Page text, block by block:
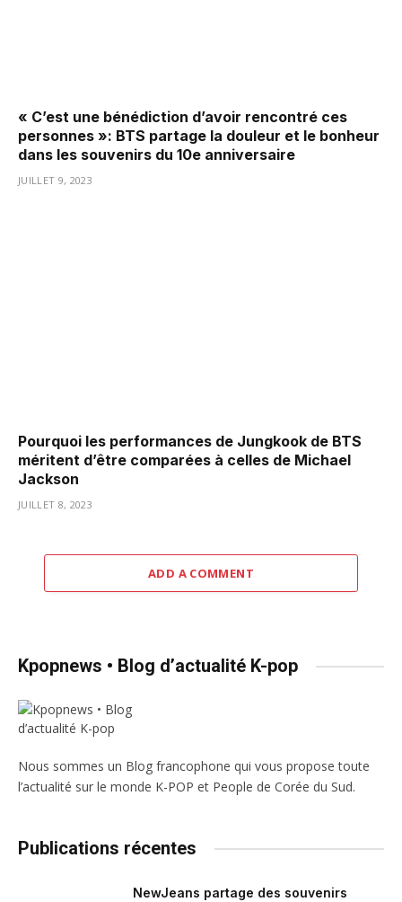
« C’est une bénédiction d’avoir rencontré ces
personnes »: BTS partage la douleur et le bonheur
dans les souvenirs du 10e anniversaire
JUILLET 9, 2023
Pourquoi les performances de Jungkook de BTS
méritent d’être comparées à celles de Michael
Jackson
JUILLET 8, 2023
ADD A COMMENT
Kpopnews • Blog d’actualité K-pop
Nous sommes un Blog francophone qui vous propose toute
l’actualité sur le monde K-POP et People de Corée du Sud.
Publications récentes
NewJeans partage des souvenirs